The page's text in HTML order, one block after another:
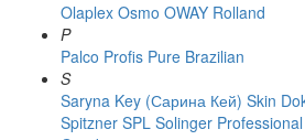
Olaplex Osmo OWAY Rolland
P
Palco Profis Pure Brazilian
S
Saryna Key (Сарина Кей) Skin
Spitzner SPL Solinger